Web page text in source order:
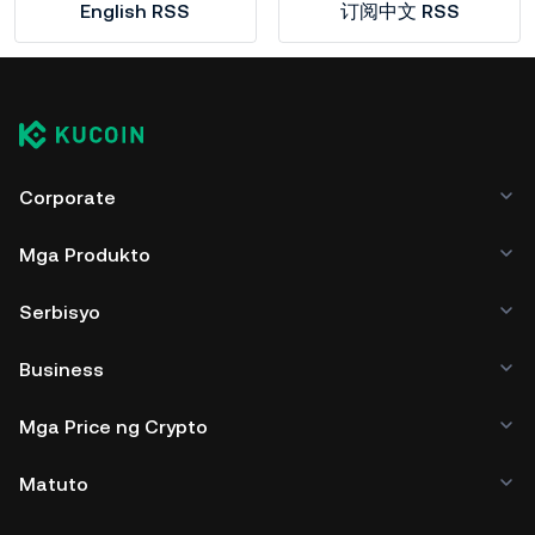
English RSS 订阅中文 RSS
Corporate
Mga Produkto
Serbisyo
Business
Mga Price ng Crypto
Matuto